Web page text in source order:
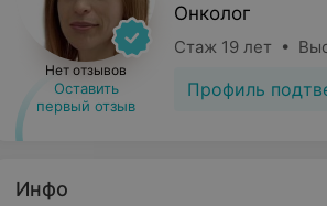
Нет отзывов
Оставить
первый отзыв
Онколог
Стаж 19 лет •
Профиль
Инфо